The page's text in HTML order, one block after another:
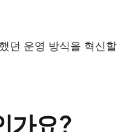
던 운영 방식을 혁신
가요?